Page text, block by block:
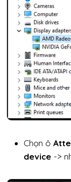
Chọn ô
device ->